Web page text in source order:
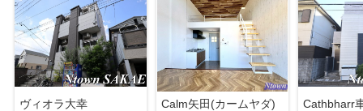
ヴィオラ大幸
Calm矢田(カームヤダ)
Cathbharr